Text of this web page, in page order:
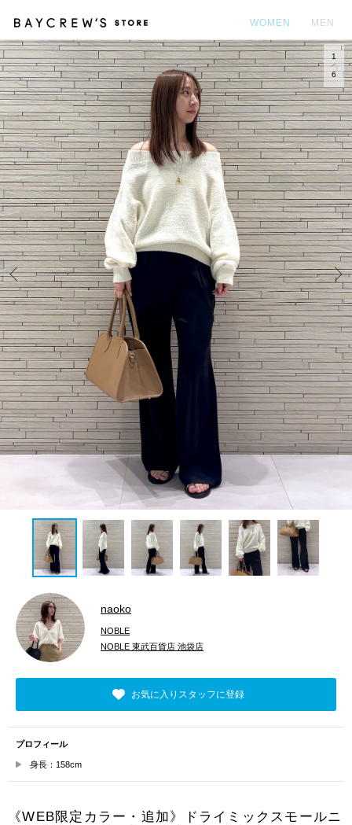
WOMEN MEN
Prev
1
6
naoko
NOBLE
NOBLE 東武百貨店 池袋店
お気に入りスタッフに登録
プロフィール
身長：158cm
《WEB限定カラー・追加》ドライミックスモールニ